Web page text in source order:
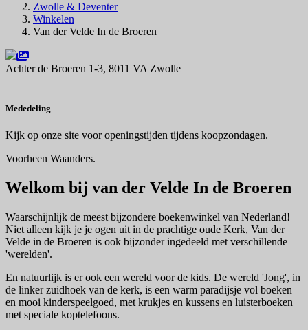
Zwolle & Deventer
Winkelen
Van der Velde In de Broeren
Achter de Broeren 1-3, 8011 VA Zwolle
Mededeling
Kijk op onze site voor openingstijden tijdens koopzondagen.
Voorheen Waanders.
Welkom bij van der Velde In de Broeren
Waarschijnlijk de meest bijzondere boekenwinkel van Nederland!
Niet alleen kijk je je ogen uit in de prachtige oude Kerk, Van der
Velde in de Broeren is ook bijzonder ingedeeld met verschillende
'werelden'.
En natuurlijk is er ook een wereld voor de kids. De wereld 'Jong', in
de linker zuidhoek van de kerk, is een warm paradijsje vol boeken
en mooi kinderspeelgoed, met krukjes en kussens en luisterboeken
met speciale koptelefoons.